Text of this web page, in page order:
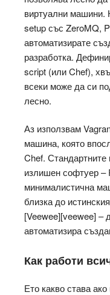
виртуални машини.
setup със ZeroMQ,
автоматизирате
разработка.
script (или Chef),
всеки може да си
лесно.
Аз използвам
машина, която
Chef. Стандартните
излишен софтуер –
минималистична
близка до
[Veewee][veewee] –
автоматизира
Как работи
Ето какво става